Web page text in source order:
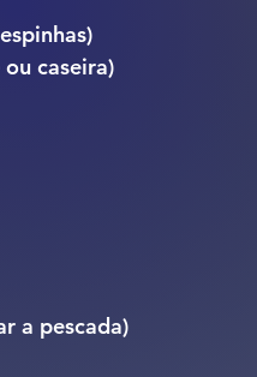
caseira)
a pescada)